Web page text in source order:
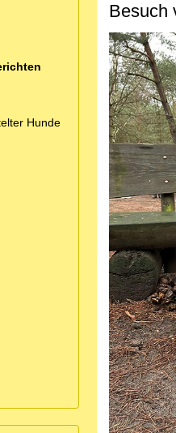
Hunde
Besuch